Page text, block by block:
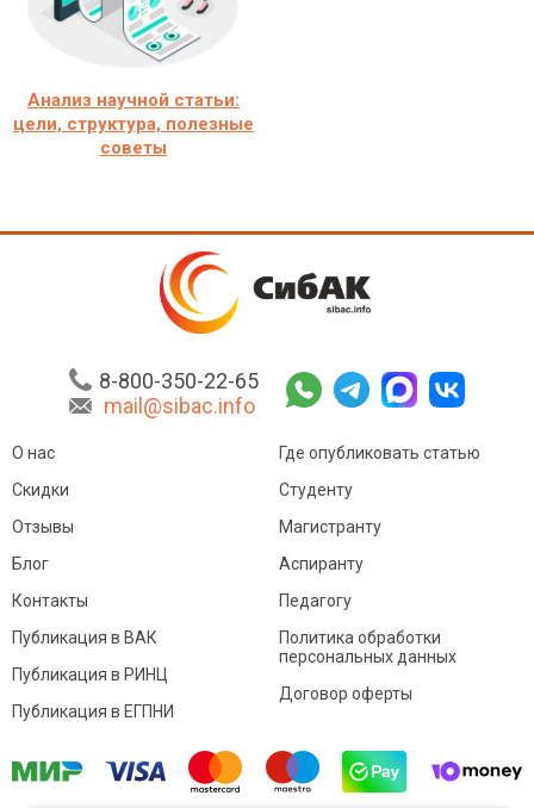
Анализ научной статьи:
цели, структура, полезные
советы
8-800-350-22-65
mail@sibac.info
О нас
Скидки
Отзывы
Блог
Контакты
Где опубликовать статью
Студенту
Магистранту
Аспиранту
Педагогу
Публикация в ВАК
Публикация в РИНЦ
Публикация в ЕГПНИ
Политика обработки
персональных данных
Договор оферты